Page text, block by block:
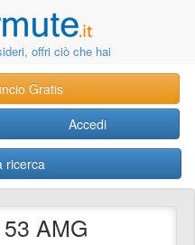
offri ciò che hai
Gratis
Accedi
ricerca
AMG